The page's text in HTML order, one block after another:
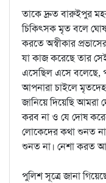
তাকে দ্রুত বারুইপুর
চিকিৎসক মৃত বলে
করতে অস্বীকার
যা কাজ করেছে তার
এসেছিল এসে বলেছে,
আপনারা চাইলে
জানিয়ে দিয়েছি
করব না ও যে দোষ
লোকেদের কথা শুনত না
শুনত না। নেশা করত
পুলিশ সূত্রে জানা